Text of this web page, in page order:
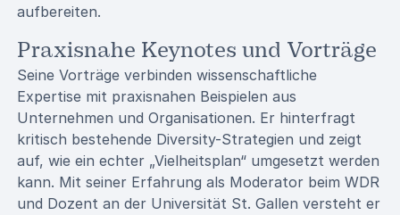
aufbereiten.
Praxisnahe Keynotes und Vorträge
Seine Vorträge verbinden wissenschaftliche
Expertise mit praxisnahen Beispielen aus
Unternehmen und Organisationen. Er hinterfragt
kritisch bestehende Diversity-Strategien und zeigt
auf, wie ein echter „Vielheitsplan“ umgesetzt werden
kann. Mit seiner Erfahrung als Moderator beim WDR
und Dozent an der Universität St. Gallen versteht er